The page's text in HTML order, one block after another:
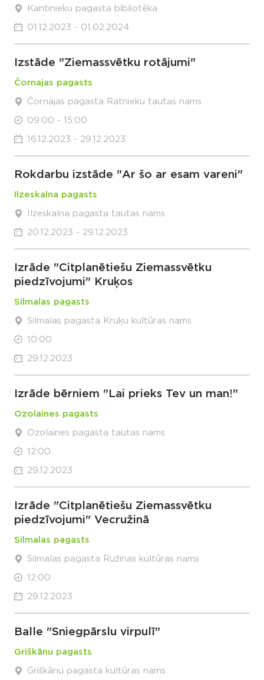
Kantinieku pagasta bibliotēka
01.12.2023 - 01.02.2024
Izstāde "Ziemassvētku rotājumi"
Čornajas pagasts
Čornajas pagasta Ratnieku tautas nams
09:00 - 15:00
16.12.2023 - 29.12.2023
Rokdarbu izstāde "Ar šo ar esam vareni"
Ilzeskalna pagasts
Ilzeskalna pagasta tautas nams
20.12.2023 - 29.12.2023
Izrāde "Citplanētiešu Ziemassvētku
piedzīvojumi" Kruķos
Silmalas pagasts
Silmalas pagasta Kruķu kultūras nams
10:00
29.12.2023
Izrāde bērniem "Lai prieks Tev un man!"
Ozolaines pagasts
Ozolaines pagasta tautas nams
12:00
29.12.2023
Izrāde "Citplanētiešu Ziemassvētku
piedzīvojumi" Vecružinā
Silmalas pagasts
Silmalas pagasta Ružinas kultūras nams
12:00
29.12.2023
Balle "Sniegpārslu virpulī"
Griškānu pagasts
Griškānu pagasta kultūras nams